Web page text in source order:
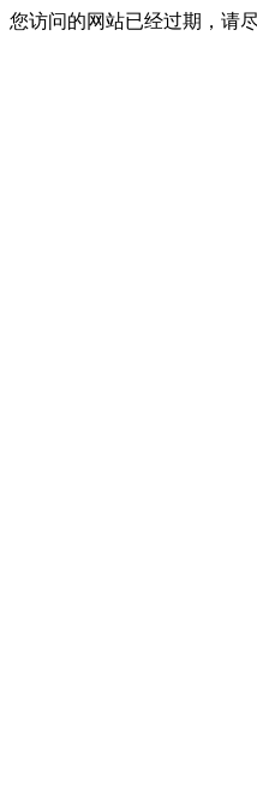
您访问的网站已经过期，请